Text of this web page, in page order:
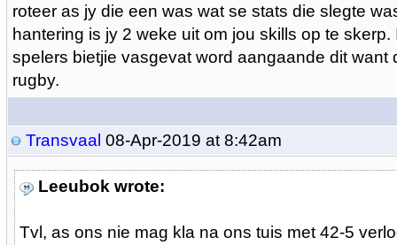
roteer as jy die een was wat se stats die slegte
hantering is jy 2 weke uit om jou skills op te skerp.
spelers bietjie vasgevat word aangaande dit want
rugby.
Transvaal 08-Apr-2019 at 8:42am
Leeubok wrote:
Tvl, as ons nie mag kla na ons tuis met 42-5